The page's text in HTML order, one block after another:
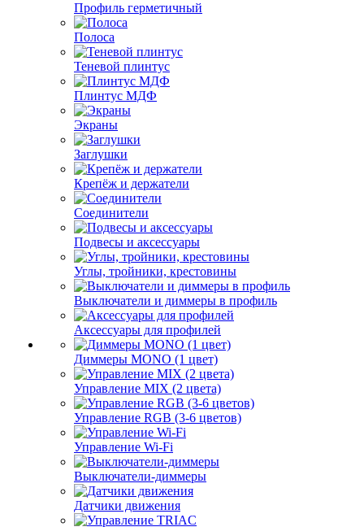
Профиль герметичный
Полоса
Теневой плинтус
Плинтус МДФ
Экраны
Заглушки
Крепёж и держатели
Соединители
Подвесы и аксессуары
Углы, тройники, крестовины
Выключатели и диммеры в профиль
Аксессуары для профилей
Диммеры MONO (1 цвет)
Управление MIX (2 цвета)
Управление RGB (3-6 цветов)
Управление Wi-Fi
Выключатели-диммеры
Датчики движения